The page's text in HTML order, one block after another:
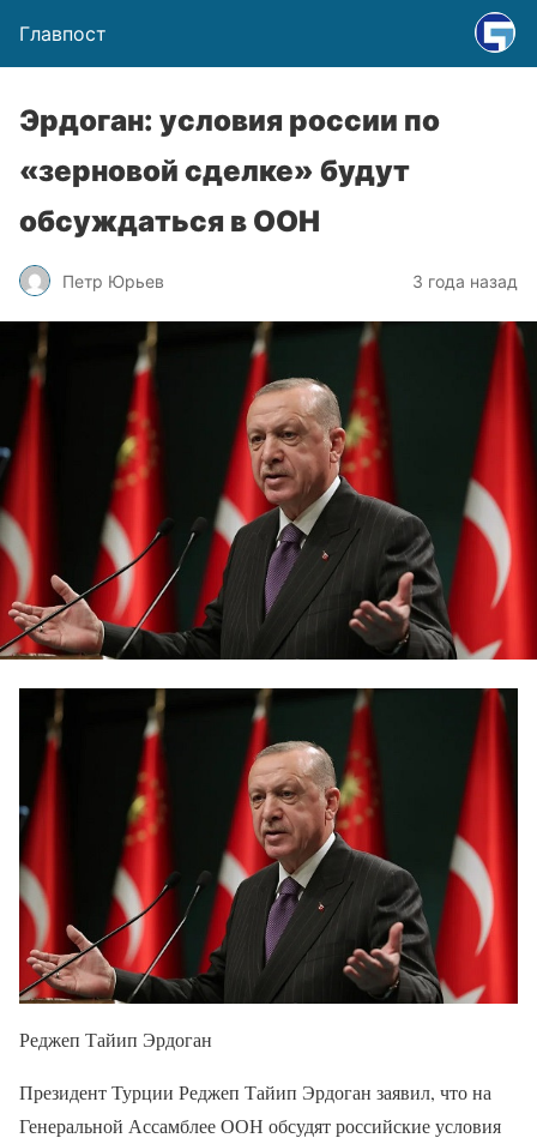
Главпост
Эрдоган: условия россии по
«зерновой сделке» будут
обсуждаться в ООН
Петр Юрьев 3 года назад
Реджеп Тайип Эрдоган
Президент Турции Реджеп Тайип Эрдоган заявил, что на
Генеральной Ассамблее ООН обсудят российские условия